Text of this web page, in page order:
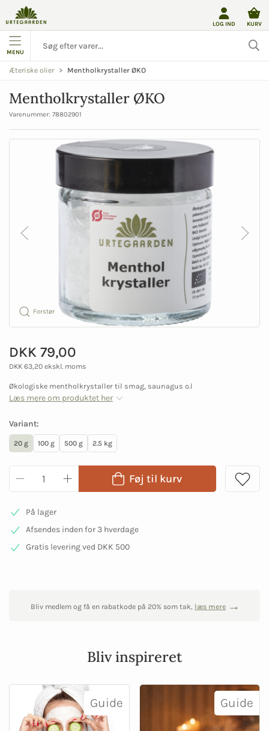
LOG IND KURV
MENU
Æteriske olier Mentholkrystaller ØKO
Mentholkrystaller ØKO
Varenummer: 78802901
Forstør
DKK 79,00
DKK 63,20 ekskl. moms
Økologiske mentholkrystaller til smag, saunagus o.l
Læs mere om produktet her
Variant:
20 g 100 g 500 g 2.5 kg
Føj til kurv
På lager
Afsendes inden for 3 hverdage
Gratis levering ved DKK 500
Bliv medlem og få en rabatkode på 20% som tak, læs mere
Bliv inspireret
Guide Guide